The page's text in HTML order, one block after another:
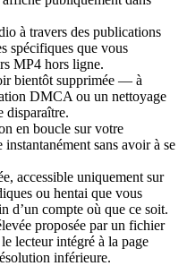
à travers des publications
spécifiques que vous
MP4 hors ligne.
bientôt supprimée — à
DMCA ou un nettoyage
disparaître.
en boucle sur votre
sans avoir à se
accessible uniquement sur
ou hentai que vous
d’un compte où que ce soit.
proposée par un fichier
lecteur intégré à la page
inférieure.